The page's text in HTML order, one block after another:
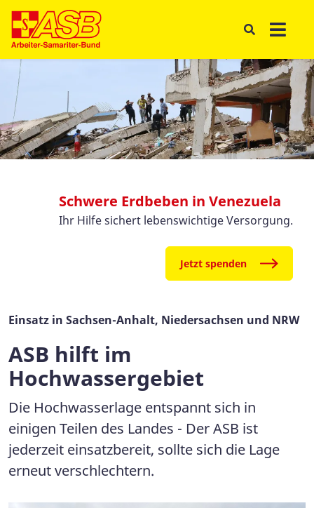
Schwere Erdbeben in Venezuela
Ihr Hilfe sichert lebenswichtige Versorgung.
Jetzt spenden
Einsatz in Sachsen-Anhalt, Niedersachsen und NRW
ASB hilft im
Hochwassergebiet
Die Hochwasserlage entspannt sich in
einigen Teilen des Landes - Der ASB ist
jederzeit einsatzbereit, sollte sich die Lage
erneut verschlechtern.